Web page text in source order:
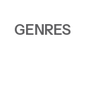
GENRES